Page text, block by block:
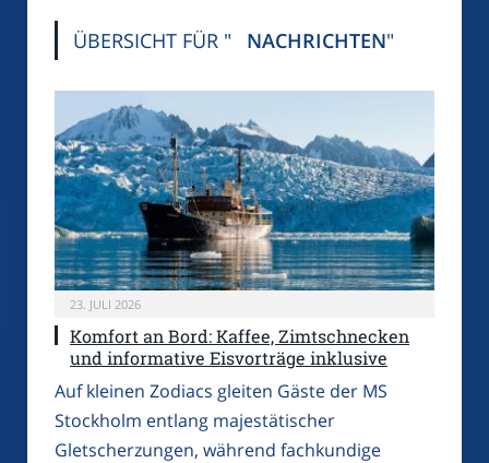
ÜBERSICHT FÜR " NACHRICHTEN"
23. JULI 2026
Komfort an Bord: Kaffee, Zimtschnecken
und informative Eisvorträge inklusive
Auf kleinen Zodiacs gleiten Gäste der MS
Stockholm entlang majestätischer
Gletscherzungen, während fachkundige